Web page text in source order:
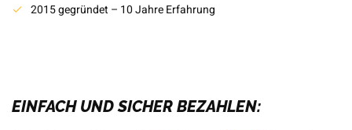
2015 gegründet – 10 Jahre Erfahrung
EINFACH UND SICHER BEZAHLEN: